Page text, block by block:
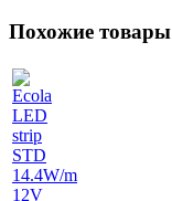
Похожие товары